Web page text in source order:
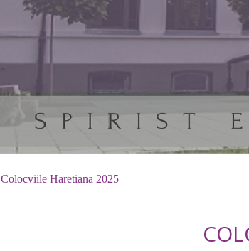
Colocviile Haretiana 2025